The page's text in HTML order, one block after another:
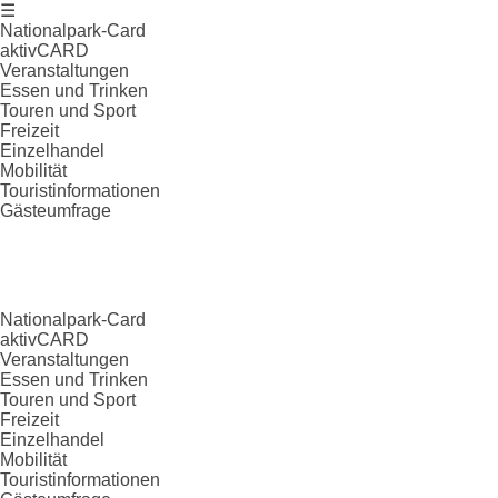
☰
Nationalpark-Card
aktivCARD
Veranstaltungen
Essen und Trinken
Touren und Sport
Freizeit
Einzelhandel
Mobilität
Touristinformationen
Gästeumfrage
Nationalpark-Card
aktivCARD
Veranstaltungen
Essen und Trinken
Touren und Sport
Freizeit
Einzelhandel
Mobilität
Touristinformationen